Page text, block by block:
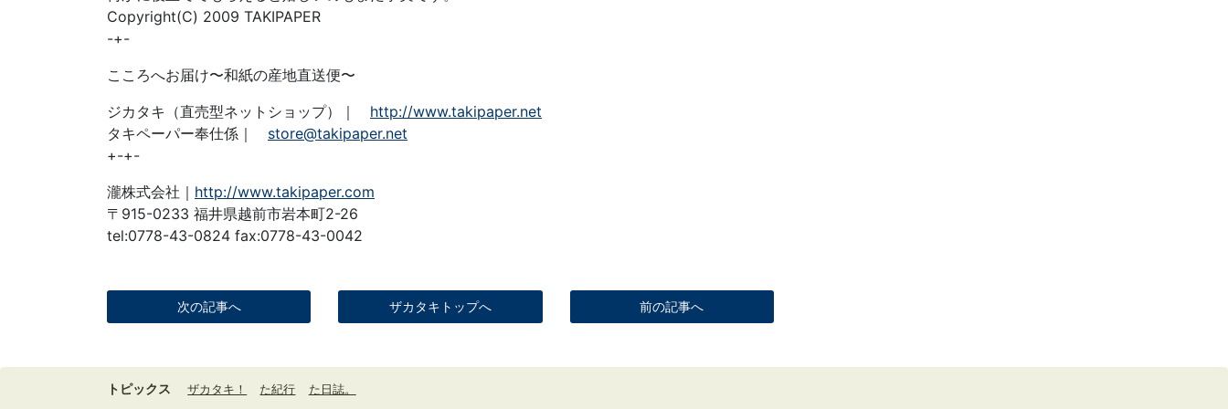
Copyright(C) 2009 TAKIPAPER
-+-
こころへお届け〜和紙の産地直送便〜
ジカタキ（直売型ネットショップ）｜ http://www.takipaper.net
タキペーパー奉仕係｜ store@takipaper.net
+-+-
瀧株式会社｜ http://www.takipaper.com
〒915-0233 福井県越前市岩本町2-26
tel:0778-43-0824 fax:0778-43-0042
次の記事へ ザカタキトップへ 前の記事へ
トピックス ザカタキ！ た紀行 た日誌。